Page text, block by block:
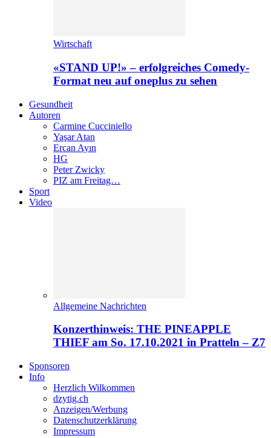
Wirtschaft
«STAND UP!» – erfolgreiches Comedy-
Format neu auf oneplus zu sehen
Gesundheit
Autoren
Carmine Cucciniello
Yaşar Atan
Ercan Ayın
HG
Peter Zwicky
PIZ am Freitag…
Sport
Video
Allgemeine Nachrichten
Konzerthinweis: THE PINEAPPLE
THIEF am So. 17.10.2021 in Pratteln – Z7
Sponsoren
Info
Herzlich Wilkommen
dzytig.ch
Anzeigen/Werbung
Datenschutzerklärung
Impressum